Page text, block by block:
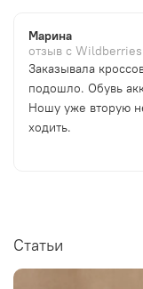
Марина
отзыв с Wildberries
Заказывала
подошло. Обувь
Ношу уже вторую
ходить.
Статьи